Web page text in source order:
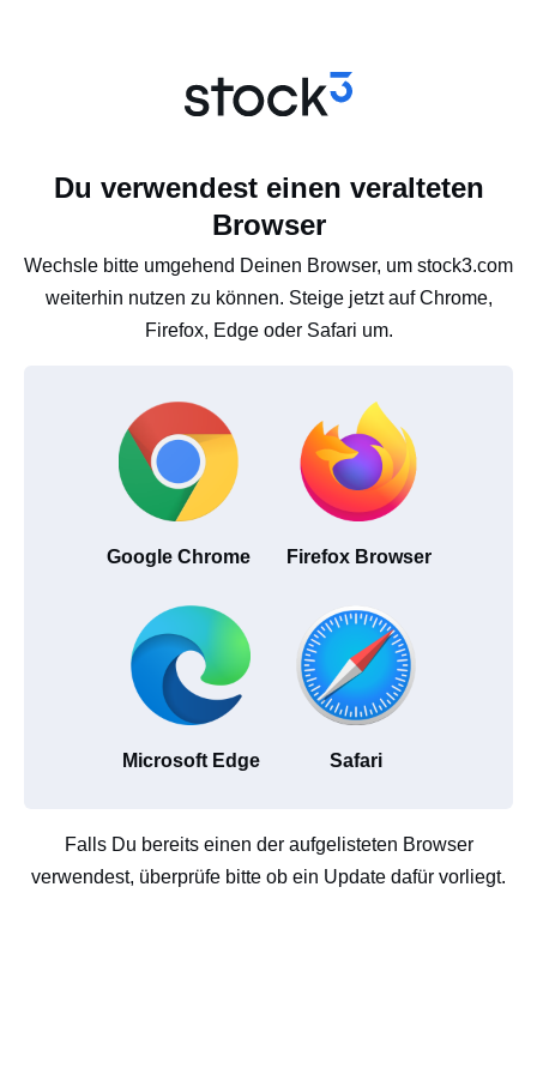
Du verwendest einen veralteten
Browser
Wechsle bitte umgehend Deinen Browser, um stock3.com
weiterhin nutzen zu können. Steige jetzt auf Chrome,
Firefox, Edge oder Safari um.
Google Chrome Firefox Browser
Microsoft Edge Safari
Falls Du bereits einen der aufgelisteten Browser
verwendest, überprüfe bitte ob ein Update dafür vorliegt.